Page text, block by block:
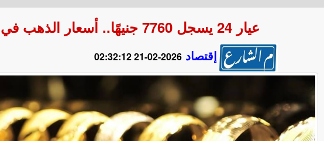
عيار 24 يسجل 7760 جنيهًا.. أسعار الذهب في مصر اليوم السبت 21 فبراير 2026
إقتصاد 2026-02-21 02:32:12